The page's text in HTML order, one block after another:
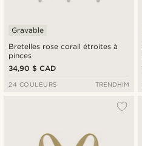
Bretelles rose corail étroites à
pinces
Gravable
34,90 $ CAD
24 COULEURS TRENDHIM